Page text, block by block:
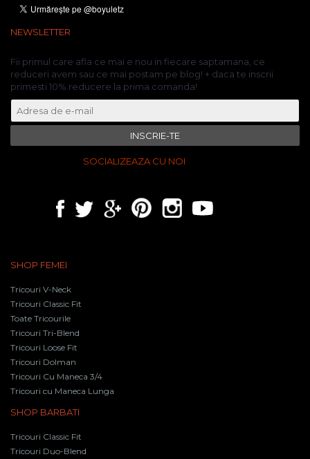
NEWSLETTER
Fii primul care afla ce mai e nou in fiecare saptamana, ce
reduceri avem sau ce mai postam pe blog! + daca te inscrii
primesti 10% reducere la prima comanda!
INSCRIE-TE
SOCIALIZEAZA CU NOI
SHOP FEMEI
Tricouri V-Neck
Tricouri Classic Fit
Toate Tricourile
Tricouri Tri-Blend
Tricouri Loose Fit
Tricouri Dolman
Tricouri Cu Maneca 3/4
Tricouri cu Maneca Lunga
SHOP BARBATI
Tricouri Classic Fit
Tricouri Duo-Blend